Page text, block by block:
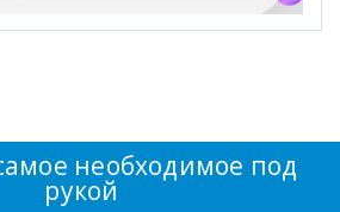
необходимое под
рукой